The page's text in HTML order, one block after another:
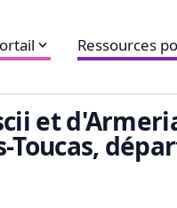
Ressources
et